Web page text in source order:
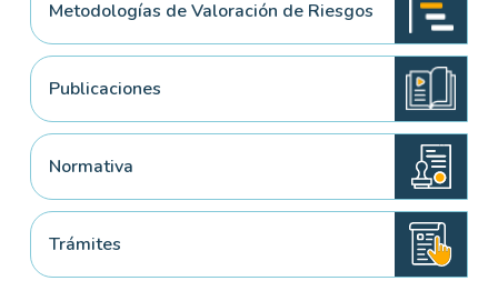
Metodologías de Valoración de Riesgos
Publicaciones
Normativa
Trámites